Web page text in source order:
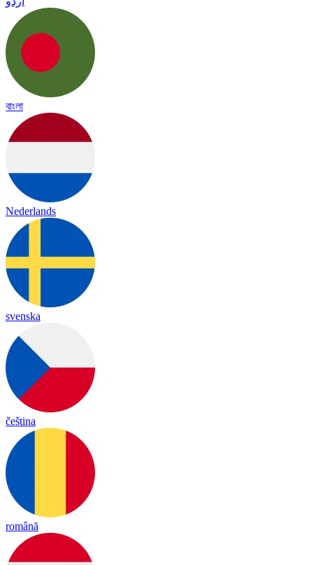
বাংলা
Nederlands
svenska
čeština
română